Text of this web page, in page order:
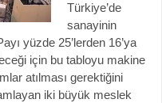
Türkiye’de
sanayinin
yüzde 25’lerden 16’ya
için bu tabloyu makine
atılması gerektiğini
iki büyük meslek